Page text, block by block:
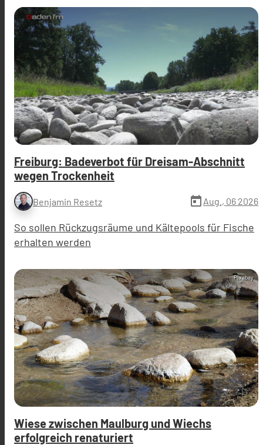
Freiburg: Badeverbot für Dreisam-Abschnitt
wegen Trockenheit
Benjamin Resetz today Aug., 06 2026
So sollen Rückzugsräume und Kältepools für Fische
erhalten werden
Pixabay
Wiese zwischen Maulburg und Wiechs
erfolgreich renaturiert